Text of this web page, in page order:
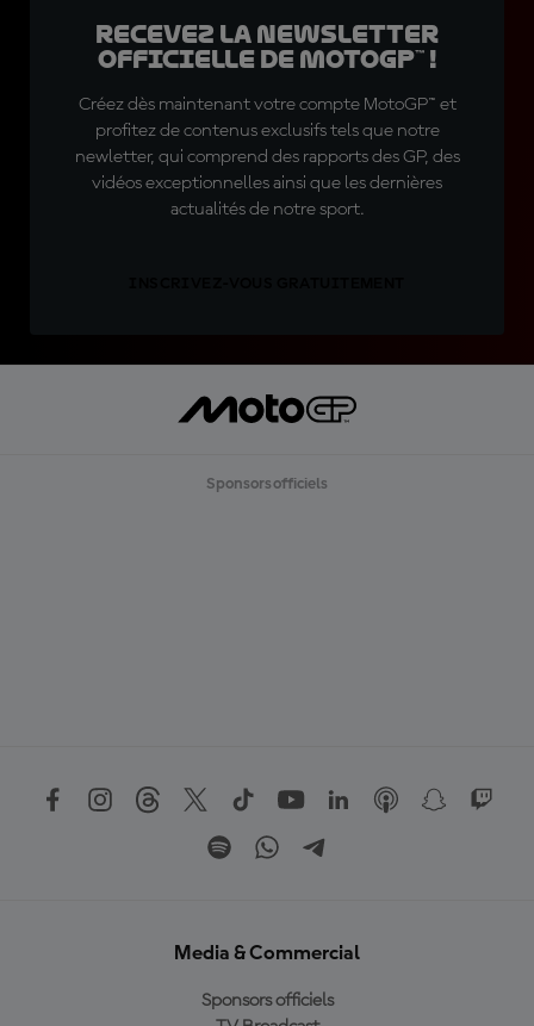
Recevez la Newsletter
officielle de MotoGP™ !
Créez dès maintenant votre compte MotoGP™ et
profitez de contenus exclusifs tels que notre
newletter, qui comprend des rapports des GP, des
vidéos exceptionnelles ainsi que les dernières
actualités de notre sport.
Sponsors officiels
Media & Commercial
Sponsors officiels